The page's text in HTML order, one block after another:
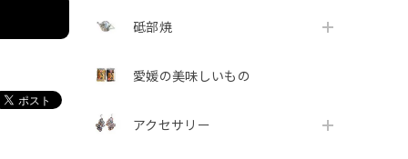
砥部焼
愛媛の美味しいもの
アクセサリー